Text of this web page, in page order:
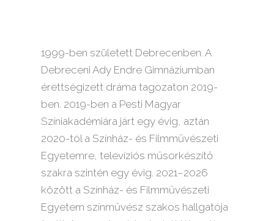
1999-ben született Debrecenben. A
Debreceni Ady Endre Gimnáziumban
érettségizett dráma tagozaton 2019-
ben. 2019-ben a Pesti Magyar
Színiakadémiára járt egy évig, aztán
2020-tól a Színház- és Filmművészeti
Egyetemre, televíziós műsorkészítő
szakra szintén egy évig. 2021–2026
között a Színház- és Filmművészeti
Egyetem színművész szakos hallgatója